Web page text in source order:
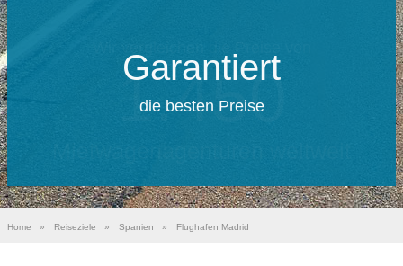
Garantiert
die besten Preise
Home » Reiseziele » Spanien » Flughafen Madrid